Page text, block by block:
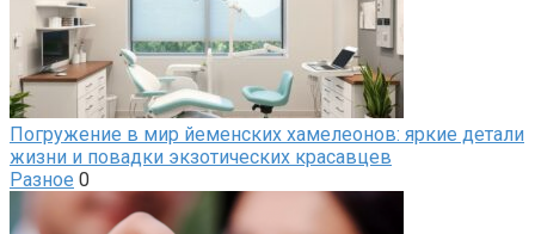
Погружение в мир йеменских хамелеонов: яркие детали
жизни и повадки экзотических красавцев
Разное 0